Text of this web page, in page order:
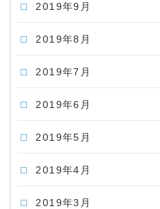
2019年9月
2019年8月
2019年7月
2019年6月
2019年5月
2019年4月
2019年3月